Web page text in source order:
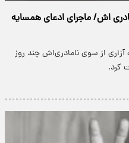
اش/ ماجرای ادعای همسایه
از سوی نامادری‌اش چند روز
کرد.